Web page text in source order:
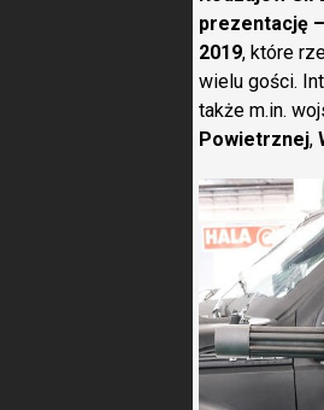
prezentację
2019, które
wielu gości.
także m.in.
Powietrznej,